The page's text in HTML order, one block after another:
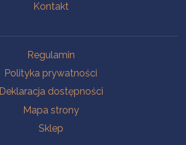
Kontakt
Regulamin
Polityka prywatności
Deklaracja dostępności
Mapa strony
Sklep